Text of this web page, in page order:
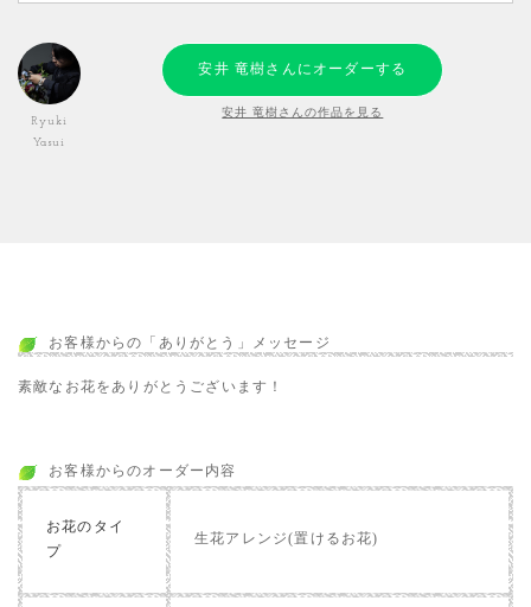
Ryuki
Yasui
安井 竜樹さんにオーダーする
安井 竜樹さんの作品を見る
お客様からの「ありがとう」メッセージ
素敵なお花をありがとうございます！
お客様からのオーダー内容
お花のタイ
プ
生花アレンジ(置けるお花)